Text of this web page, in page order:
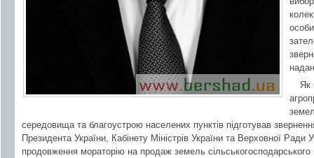
Як
середовища та благоустрою населених пунктів підготував
Президента України, Кабінету Міністрів України та Верховної Ради
продовження мораторію на продаж земель сільськогосподарського